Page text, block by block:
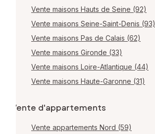
Vente maisons Hauts de Seine (92)
Vente maisons Seine-Saint-Denis (93)
Vente maisons Pas de Calais (62)
Vente maisons Gironde (33)
Vente maisons Loire-Atlantique (44)
Vente maisons Haute-Garonne (31)
Vente d'appartements
Vente appartements Nord (59)